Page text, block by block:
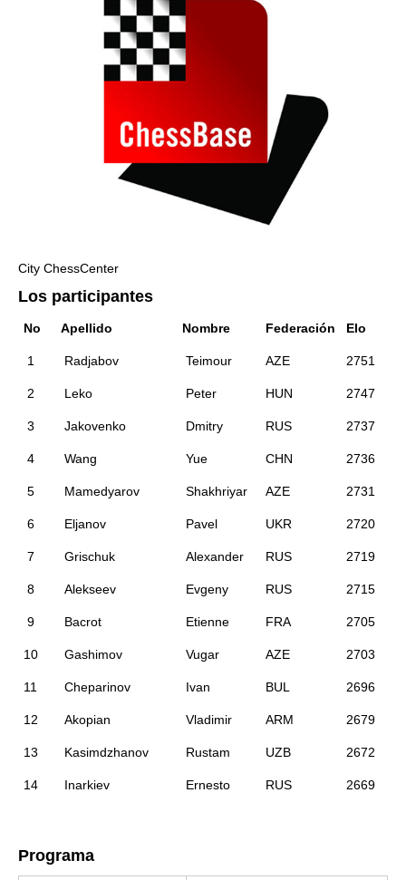
City ChessCenter
Los participantes
No Apellido Nombre Federación Elo
1 Radjabov Teimour AZE 2751
2 Leko Peter HUN 2747
3 Jakovenko Dmitry RUS 2737
4 Wang Yue CHN 2736
5 Mamedyarov Shakhriyar AZE 2731
6 Eljanov Pavel UKR 2720
7 Grischuk Alexander RUS 2719
8 Alekseev Evgeny RUS 2715
9 Bacrot Etienne FRA 2705
10 Gashimov Vugar AZE 2703
11 Cheparinov Ivan BUL 2696
12 Akopian Vladimir ARM 2679
13 Kasimdzhanov Rustam UZB 2672
14 Inarkiev Ernesto RUS 2669
Programa